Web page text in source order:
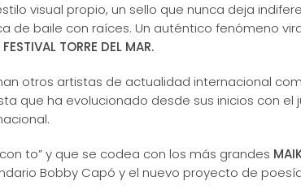
visual propio, un sello que nunca deja
de baile con raíces. Un auténtico fenómeno
TORRE DEL MAR.
otros artistas de actualidad internacional
que ha evolucionado desde sus inicios con el
to” y que se codea con los más grandes
Bobby Capó y el nuevo proyecto de